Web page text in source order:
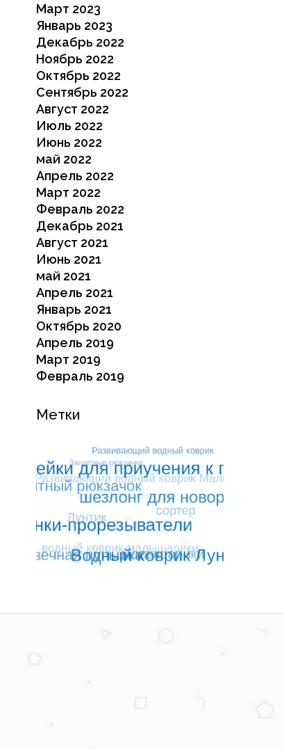
Март 2023
Январь 2023
Декабрь 2022
Ноябрь 2022
Октябрь 2022
Сентябрь 2022
Август 2022
Июль 2022
Июнь 2022
май 2022
Апрель 2022
Март 2022
Февраль 2022
Декабрь 2021
Август 2021
Июнь 2021
май 2021
Апрель 2021
Январь 2021
Октябрь 2020
Апрель 2019
Март 2019
Февраль 2019
Метки